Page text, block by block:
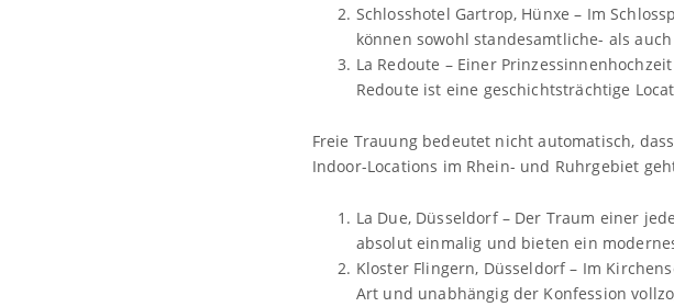
Schlosshotel Gartrop, Hünxe – Im
können sowohl standesamtliche- als
La Redoute – Einer
Redoute ist eine geschichtsträchtige
Freie Trauung bedeutet nicht automatisch,
Indoor-Locations im Rhein- und Ruhrgebiet
La Due, Düsseldorf – Der Traum einer
absolut einmalig und bieten ein
Kloster Flingern, Düsseldorf – Im
Art und unabhängig der Konfession